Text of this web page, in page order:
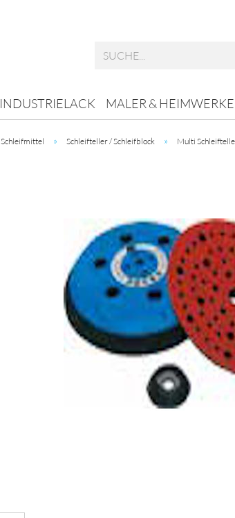
INDUSTRIELACK MALER &
Schleifmittel » Schleifteller / Schleifblock » Multi